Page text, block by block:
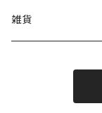
雑貨